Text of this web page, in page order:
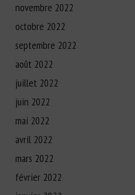
novembre 2022
octobre 2022
septembre 2022
août 2022
juillet 2022
juin 2022
mai 2022
avril 2022
mars 2022
février 2022